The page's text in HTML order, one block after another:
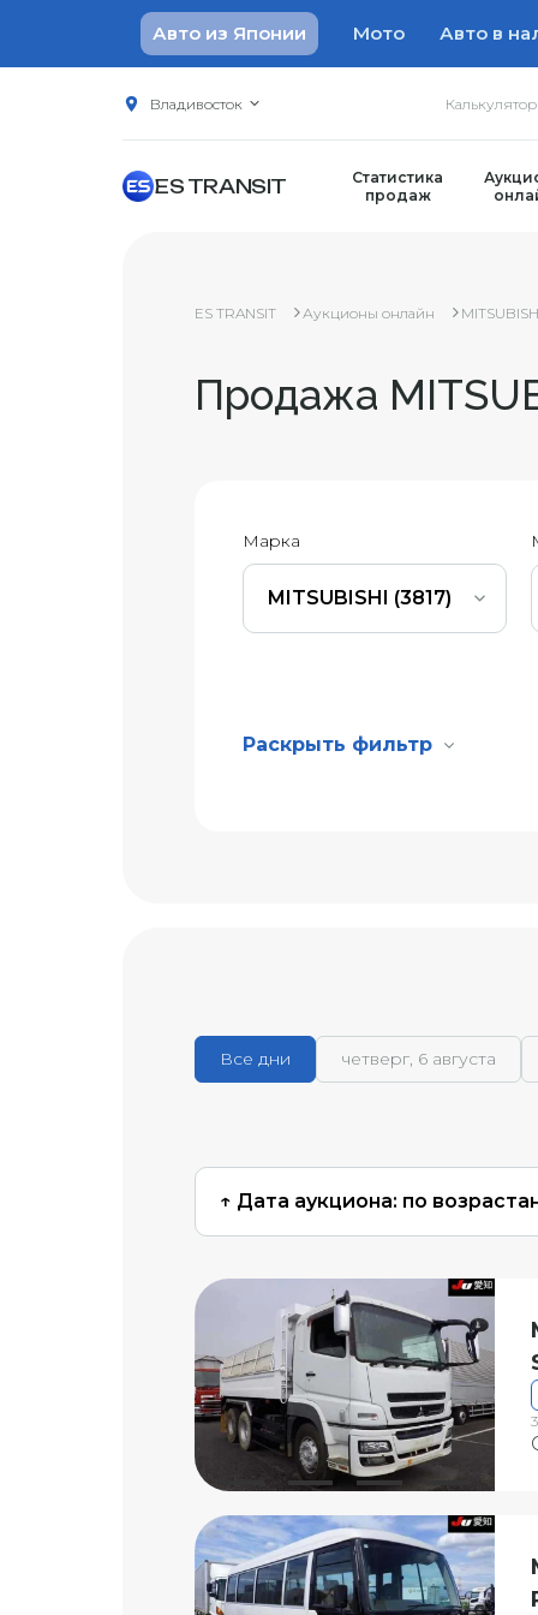
Авто из Японии Мото Авто в
Владивосток
ES TRANSIT
Статистика
продаж
ES TRANSIT Аукционы онлайн
Продажа
Марка
MITSUBISHI (3817)
Раскрыть фильтр
Все дни четверг, 6 августа
↑ Дата аукциона: по